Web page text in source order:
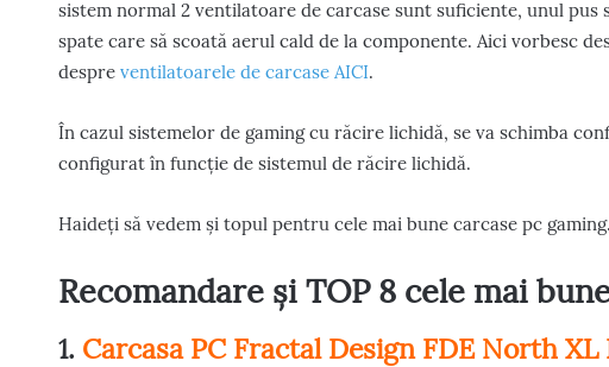
sistem normal 2 ventilatoare de carcase sunt suficiente, unul
spate care să scoată aerul cald de la componente. Aici vorbesc
despre ventilatoarele de carcase AICI.
În cazul sistemelor de gaming cu răcire lichidă, se va schimba
configurat în funcție de sistemul de răcire lichidă.
Haideți să vedem și topul pentru cele mai bune carcase pc gaming.
Recomandare și TOP 8 cele mai
1. Carcasa PC Fractal Design FDE North